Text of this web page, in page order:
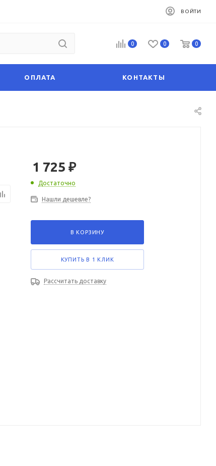
ВОЙТИ
0 0 0
ОПЛАТА КОНТАКТЫ
1 725 ₽
Достаточно
Нашли дешевле?
В КОРЗИНУ
КУПИТЬ В 1 КЛИК
Рассчитать доставку